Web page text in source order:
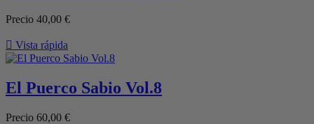
Precio 40,00 €
 Vista rápida
El Puerco Sabio Vol.8
Precio 60,00 €